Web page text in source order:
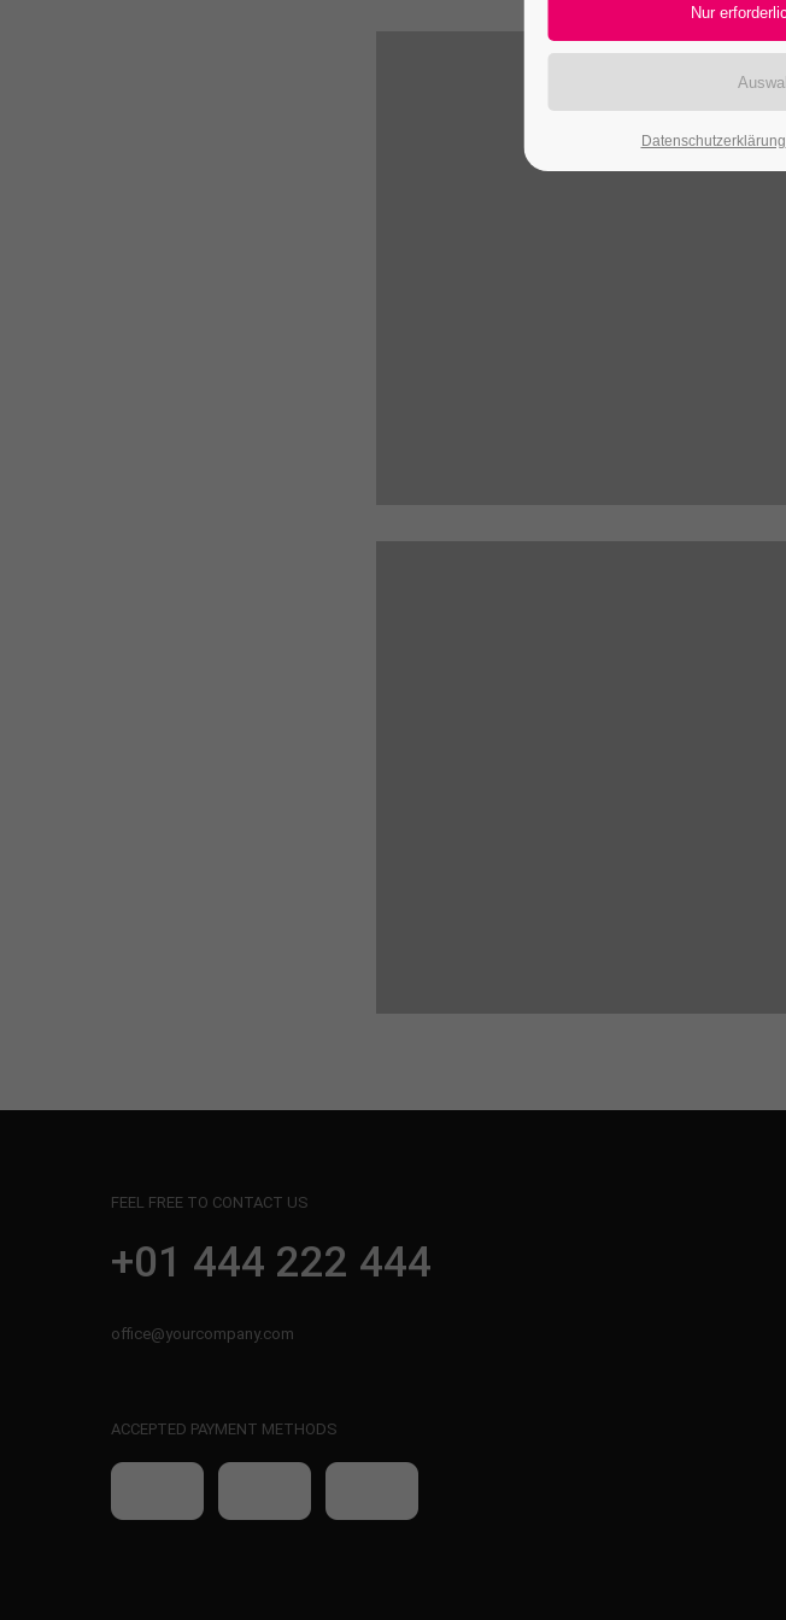
FEEL FREE TO CONTACT US
+01 444 222 444
office@yourcompany.com
ACCEPTED PAYMENT METHODS
Datenschutzerklärung